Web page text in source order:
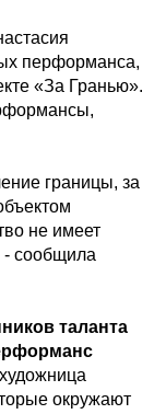
перформанса,
«За Гранью».
границы, за
не имеет
- сообщила
таланта
окружают